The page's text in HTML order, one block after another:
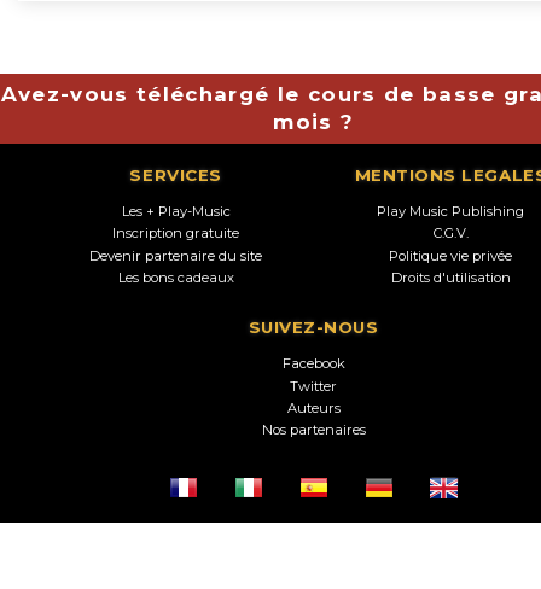
Avez-vous téléchargé le cours de basse
mois ?
SERVICES
Les + Play-Music
Inscription gratuite
Devenir partenaire du site
Les bons cadeaux
MENTIONS
Play Music Publishing
C.G.V.
Politique vie privée
Droits d'utilisation
SUIVEZ-NOUS
Facebook
Twitter
Auteurs
Nos partenaires